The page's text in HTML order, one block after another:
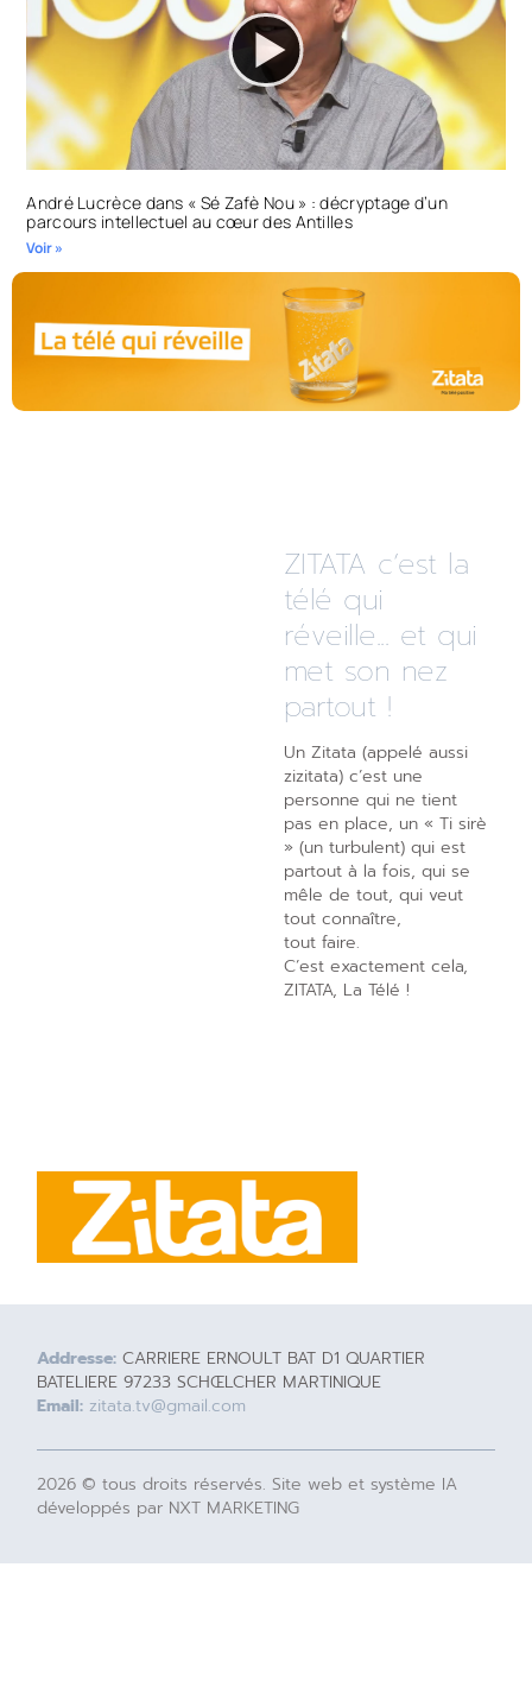
André Lucrèce dans « Sé Zafè Nou » : décryptage d’un
parcours intellectuel au cœur des Antilles
Voir »
ZITATA c’est la
télé qui
réveille... et qui
met son nez
partout !
Un Zitata (appelé aussi
zizitata) c’est une
personne qui ne tient
pas en place, un « Ti sirè
» (un turbulent) qui est
partout à la fois, qui se
mêle de tout, qui veut
tout connaître,
tout faire.
C’est exactement cela,
ZITATA, La Télé !
Addresse: CARRIERE ERNOULT BAT D1 QUARTIER
BATELIERE 97233 SCHŒLCHER MARTINIQUE
Email: zitata.tv@gmail.com
2026 © tous droits réservés. Site web et système IA
développés par NXT MARKETING